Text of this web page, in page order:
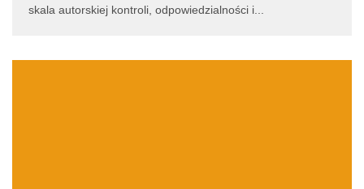
skala autorskiej kontroli, odpowiedzialności i